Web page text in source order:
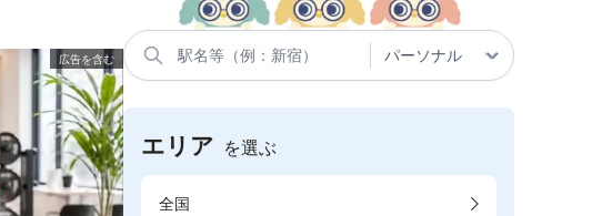
エリア を選ぶ
全国